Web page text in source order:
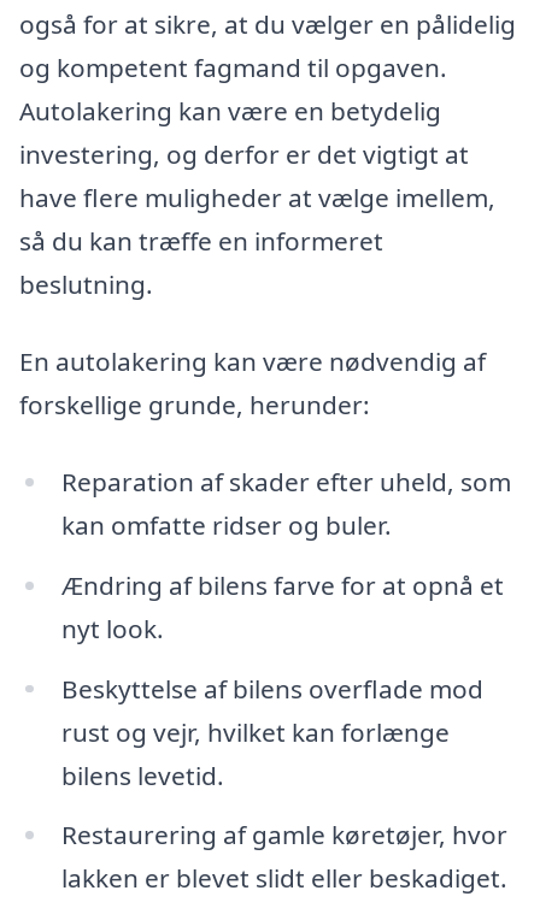
også for at sikre, at du vælger en pålidelig
og kompetent fagmand til opgaven.
Autolakering kan være en betydelig
investering, og derfor er det vigtigt at
have flere muligheder at vælge imellem,
så du kan træffe en informeret
beslutning.
En autolakering kan være nødvendig af
forskellige grunde, herunder:
Reparation af skader efter uheld, som
kan omfatte ridser og buler.
Ændring af bilens farve for at opnå et
nyt look.
Beskyttelse af bilens overflade mod
rust og vejr, hvilket kan forlænge
bilens levetid.
Restaurering af gamle køretøjer, hvor
lakken er blevet slidt eller beskadiget.